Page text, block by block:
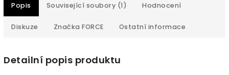
Popis Související soubory (1) Hodnocení
Diskuze Značka FORCE Ostatní informace
Detailní popis produktu